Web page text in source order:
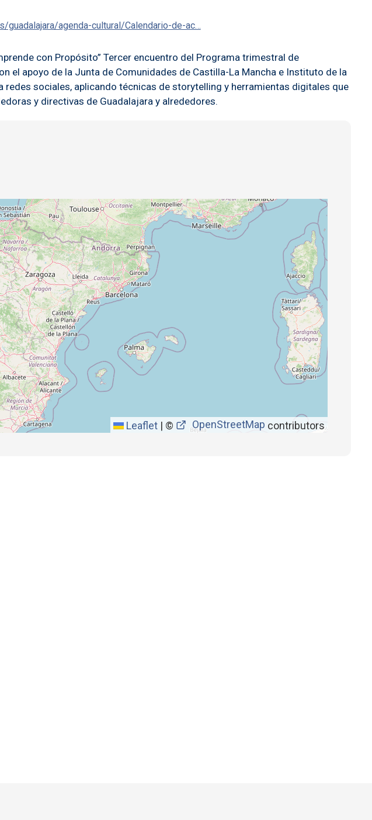
agenda-cultural/Calendario-de-ac…
con Propósito” Tercer encuentro del Programa trimestral de
el apoyo de la Junta de Comunidades de Castilla-La Mancha e Instituto de la
sociales, aplicando técnicas de storytelling y herramientas digitales que
y directivas de Guadalajara y alrededores.
Leaflet | © OpenStreetMap contributors